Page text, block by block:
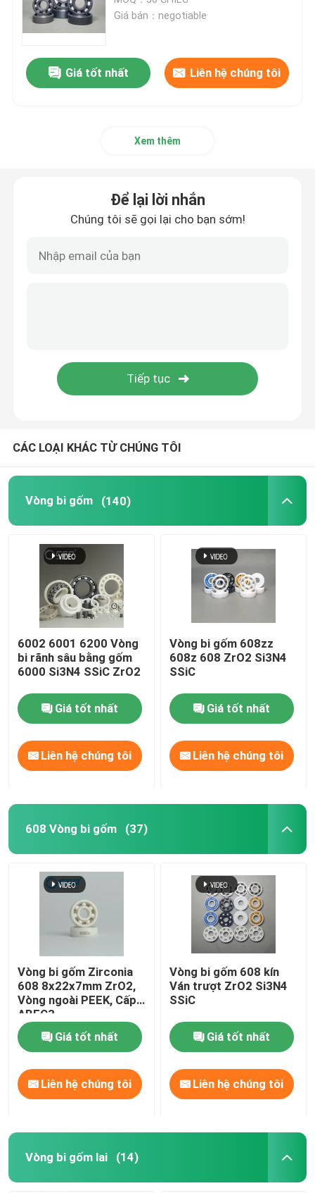
Vòng bi gốm lai
Lớp nắp Silicon Carbide
Gốm lực đẩy mang
Gốm sứ cấu trúc nâng cao
Bóng gốm Zirconia
Vòng bi silicon cacbua
Vòng bi gốm Zirconia
Niêm phong cơ khí
Giá bán：negotiable
Giá tốt nhất Liên hệ chúng tôi
Xem thêm
Để lại lời nhắn
Chúng tôi sẽ gọi lại cho bạn sớm!
CÁC LOẠI KHÁC TỪ CHÚNG TÔI
Vòng bi gốm (140)
6002 6001 6200 Vòng
bi rãnh sâu bằng gốm
6000 Si3N4 SSiC ZrO2
Giá tốt nhất
Liên hệ chúng tôi
Vòng bi gốm 608zz
608z 608 ZrO2 Si3N4
SSiC
Giá tốt nhất
Liên hệ chúng tôi
608 Vòng bi gốm (37)
Vòng bi gốm Zirconia
608 8x22x7mm ZrO2,
Vòng ngoài PEEK, Cấp
ABEC3
Giá tốt nhất
Liên hệ chúng tôi
Vòng bi gốm 608 kín
Ván trượt ZrO2 Si3N4
SSiC
Giá tốt nhất
Liên hệ chúng tôi
Vòng bi gốm lai (14)